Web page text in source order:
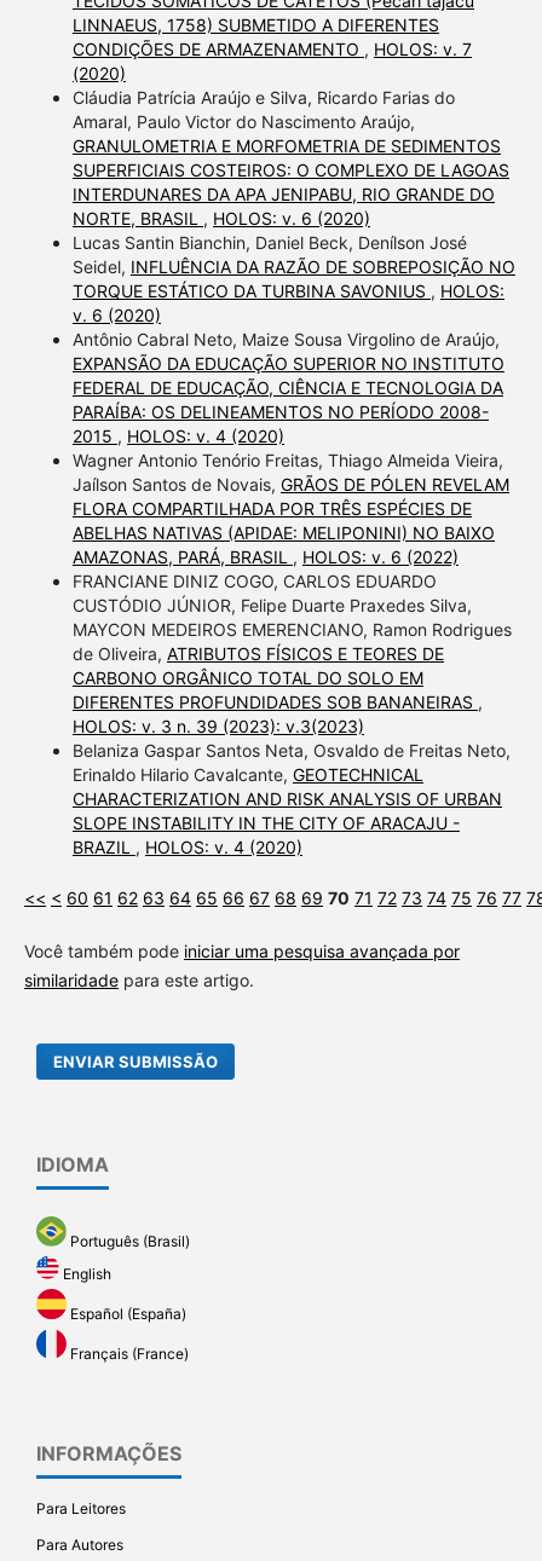
LINNAEUS, 1758) SUBMETIDO A DIFERENTES
CONDIÇÕES DE ARMAZENAMENTO , HOLOS: v. 7
(2020)
Cláudia Patrícia Araújo e Silva, Ricardo Farias do
Amaral, Paulo Victor do Nascimento Araújo,
GRANULOMETRIA E MORFOMETRIA DE SEDIMENTOS
SUPERFICIAIS COSTEIROS: O COMPLEXO DE LAGOAS
INTERDUNARES DA APA JENIPABU, RIO GRANDE DO
NORTE, BRASIL , HOLOS: v. 6 (2020)
Lucas Santin Bianchin, Daniel Beck, Denílson José
Seidel, INFLUÊNCIA DA RAZÃO DE SOBREPOSIÇÃO NO
TORQUE ESTÁTICO DA TURBINA SAVONIUS , HOLOS:
v. 6 (2020)
Antônio Cabral Neto, Maize Sousa Virgolino de Araújo,
EXPANSÃO DA EDUCAÇÃO SUPERIOR NO INSTITUTO
FEDERAL DE EDUCAÇÃO, CIÊNCIA E TECNOLOGIA DA
PARAÍBA: OS DELINEAMENTOS NO PERÍODO 2008-
2015 , HOLOS: v. 4 (2020)
Wagner Antonio Tenório Freitas, Thiago Almeida Vieira,
Jaílson Santos de Novais, GRÃOS DE PÓLEN REVELAM
FLORA COMPARTILHADA POR TRÊS ESPÉCIES DE
ABELHAS NATIVAS (APIDAE: MELIPONINI) NO BAIXO
AMAZONAS, PARÁ, BRASIL , HOLOS: v. 6 (2022)
FRANCIANE DINIZ COGO, CARLOS EDUARDO
CUSTÓDIO JÚNIOR, Felipe Duarte Praxedes Silva,
MAYCON MEDEIROS EMERENCIANO, Ramon Rodrigues
de Oliveira, ATRIBUTOS FÍSICOS E TEORES DE
CARBONO ORGÂNICO TOTAL DO SOLO EM
DIFERENTES PROFUNDIDADES SOB BANANEIRAS ,
HOLOS: v. 3 n. 39 (2023): v.3(2023)
Belaniza Gaspar Santos Neta, Osvaldo de Freitas Neto,
Erinaldo Hilario Cavalcante, GEOTECHNICAL
CHARACTERIZATION AND RISK ANALYSIS OF URBAN
SLOPE INSTABILITY IN THE CITY OF ARACAJU -
BRAZIL , HOLOS: v. 4 (2020)
<< < 60 61 62 63 64 65 66 67 68 69 70 71 72 73 74 75 76 77
Você também pode iniciar uma pesquisa avançada por
similaridadepara este artigo.
ENVIAR SUBMISSÃO
IDIOMA
Português (Brasil)
English
Español (España)
Français (France)
INFORMAÇÕES
Para Leitores
Para Autores